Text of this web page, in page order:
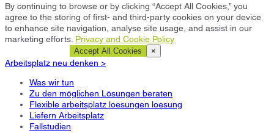
By continuing to browse or by clicking “Accept All Cookies,” you
agree to the storing of first- and third-party cookies on your device
to enhance site navigation, analyse site usage, and assist in our
marketing efforts. Privacy and Cookie Policy
Accept All Cookies ×
Arbeitsplatz neu denken >
Was wir tun
Zu den möglichen Lösungen beraten
Flexible arbeitsplatz loesungen loesung
Liefern Arbeitsplatz
Fallstudien